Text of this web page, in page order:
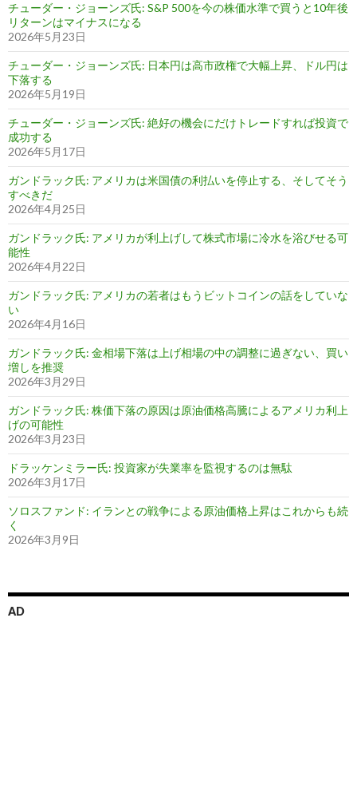
チューダー・ジョーンズ氏: S&P 500を今の株価水準で買うと10年後
リターンはマイナスになる
2026年5月23日
チューダー・ジョーンズ氏: 日本円は高市政権で大幅上昇、ドル円は
下落する
2026年5月19日
チューダー・ジョーンズ氏: 絶好の機会にだけトレードすれば投資で
成功する
2026年5月17日
ガンドラック氏: アメリカは米国債の利払いを停止する、そしてそう
すべきだ
2026年4月25日
ガンドラック氏: アメリカが利上げして株式市場に冷水を浴びせる可
能性
2026年4月22日
ガンドラック氏: アメリカの若者はもうビットコインの話をしていな
い
2026年4月16日
ガンドラック氏: 金相場下落は上げ相場の中の調整に過ぎない、買い
増しを推奨
2026年3月29日
ガンドラック氏: 株価下落の原因は原油価格高騰によるアメリカ利上
げの可能性
2026年3月23日
ドラッケンミラー氏: 投資家が失業率を監視するのは無駄
2026年3月17日
ソロスファンド: イランとの戦争による原油価格上昇はこれからも続
く
2026年3月9日
AD